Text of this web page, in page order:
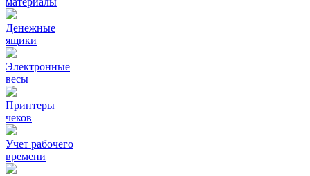
Денежные
ящики
Электронные
весы
Принтеры
чеков
Учет рабочего
времени